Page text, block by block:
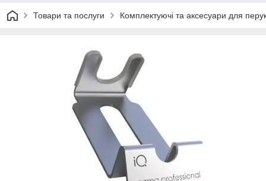
Товари та послуги Комплектуючі та аксесуари для